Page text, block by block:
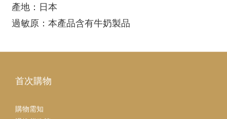
產地：日本
過敏原：本產品含有牛奶製品
首次購物
購物需知